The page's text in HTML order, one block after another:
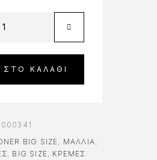
ΚΑΛΆΘΙ
000341
BIG SIZE, ΜΑΛΛΙΑ,
, BIG SIZE, ΚΡΈΜΕΣ